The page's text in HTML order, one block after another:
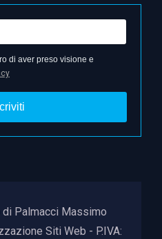
di aver preso visione e
Palmacci Massimo
Siti Web - P.IVA: